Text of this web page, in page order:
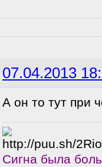
07.04.2013
А он то тут при
Сигна была